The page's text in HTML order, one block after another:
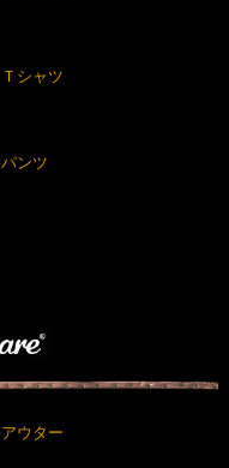
Ｔシャツ
パンツ
アウター